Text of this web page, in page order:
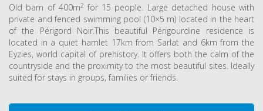
Old barn of 400m2 for 15 people. Large detached house with
private and fenced swimming pool (10×5 m) located in the heart
of the Périgord Noir.This beautiful Périgourdine residence is
located in a quiet hamlet 17km from Sarlat and 6km from the
Eyzies, world capital of prehistory. It offers both the calm of the
countryside and the proximity to the most beautiful sites. Ideally
suited for stays in groups, families or friends.